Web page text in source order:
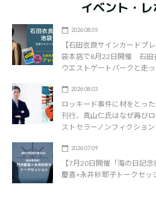
イベント・
2026.08.05
【石田衣良サインカード
袋本店で8月22日開催 石田
ウエストゲートパークと走っ
2026.08.03
ロッキード事件に材をとっ
刊行、真山仁氏はなぜ再び
ストセラーノンフィクショ
2026.07.09
【7月20日開催「海の日記
慶喜×永井紗耶子トークセッ